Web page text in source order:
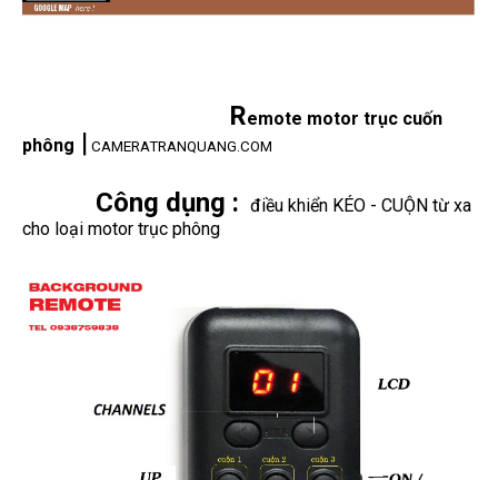
Remote motor trục cuốn
phông | CAMERATRANQUANG.COM
Công dụng : điều khiển KÉO - CUỘN từ xa
cho loại motor trục phông